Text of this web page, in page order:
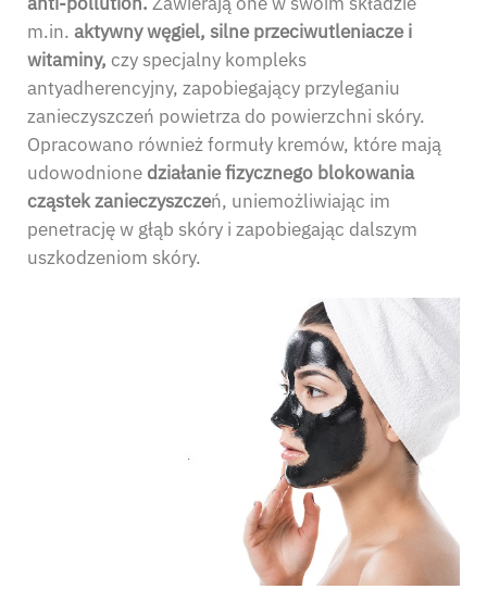
m.in. aktywny węgiel, silne przeciwutleniacze i
witaminy, czy specjalny kompleks
antyadherencyjny, zapobiegający przyleganiu
zanieczyszczeń powietrza do powierzchni skóry.
Opracowano również formuły kremów, które mają
udowodnione działanie fizycznego blokowania
cząstek zanieczyszczeń, uniemożliwiając im
penetrację w głąb skóry i zapobiegając dalszym
uszkodzeniom skóry.